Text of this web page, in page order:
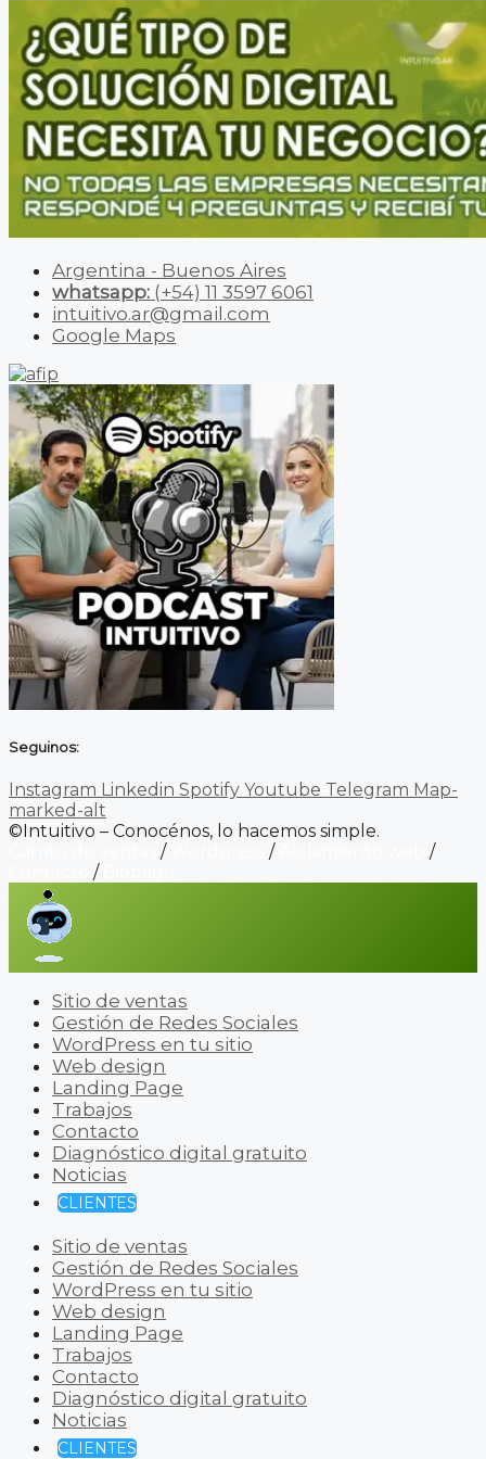
Argentina - Buenos Aires
whatsapp: (+54) 11 3597 6061
intuitivo.ar@gmail.com
Google Maps
Seguinos:
Instagram Linkedin Spotify Youtube Telegram Map-
marked-alt
©Intuitivo – Conocénos, lo hacemos simple.
/ /
/
/
Sitio de ventas
Gestión de Redes Sociales
WordPress en tu sitio
Web design
Landing Page
Trabajos
Contacto
Diagnóstico digital gratuito
Noticias
CLIENTES
Sitio de ventas
Gestión de Redes Sociales
WordPress en tu sitio
Web design
Landing Page
Trabajos
Contacto
Diagnóstico digital gratuito
Noticias
CLIENTES